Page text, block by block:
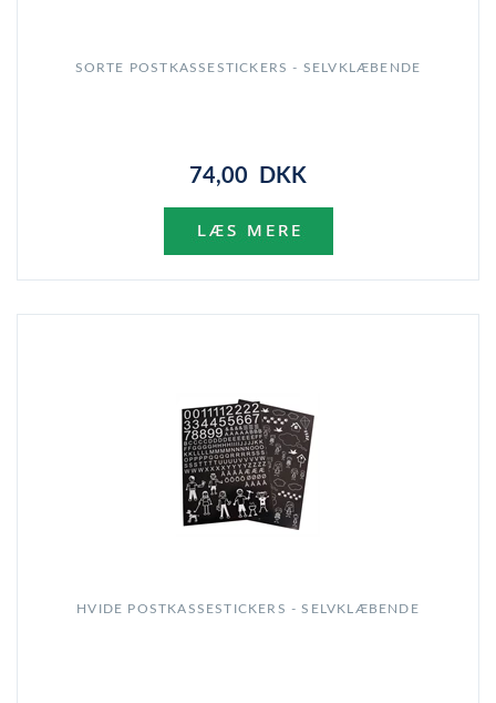
SORTE POSTKASSESTICKERS - SELVKLÆBENDE
74,00 DKK
HVIDE POSTKASSESTICKERS - SELVKLÆBENDE